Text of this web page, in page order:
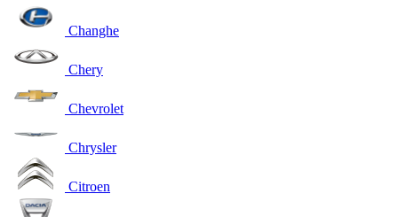
Changhe
Chery
Chevrolet
Chrysler
Citroen